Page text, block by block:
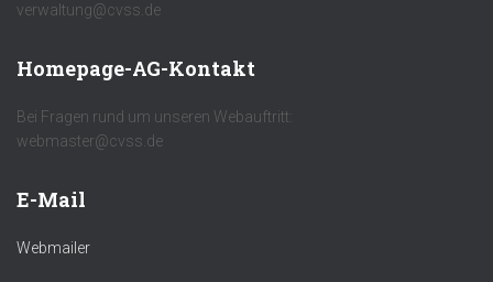
verwaltung@cvss.de
Homepage-AG-Kontakt
Bei Fragen rund um unseren Webauftritt:
webmaster@cvss.de
E-Mail
Webmailer